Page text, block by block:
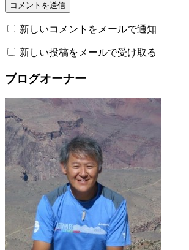
新しいコメントをメールで通知
新しい投稿をメールで受け取る
ブログオーナー